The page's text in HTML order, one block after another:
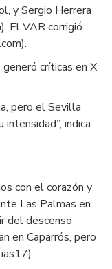
y Sergio Herrera
El VAR corrigió
críticas en X
pero el Sevilla
intensidad”, indica
con el corazón y
Las Palmas en
del descenso
en Caparrós, pero